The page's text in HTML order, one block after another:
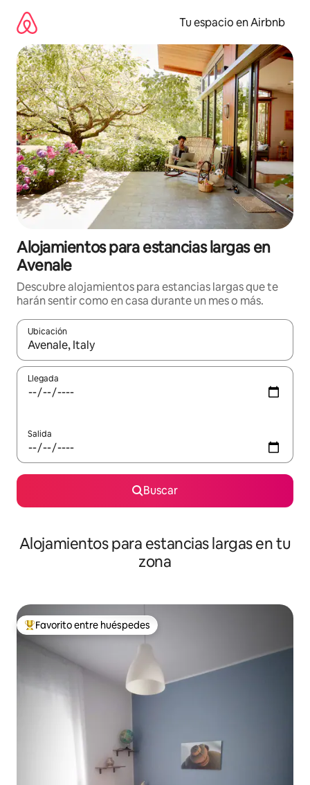
contenido
Tu espacio en Airbnb
Alojamientos para estancias largas en
Avenale
Descubre alojamientos para estancias largas que te
harán sentir como en casa durante un mes o más.
Ubicación
Cuando los resultados estén disponibles, podrás navegar
Llegada
Salida
Buscar
Alojamientos para estancias largas en tu
zona
De los mejores en Favorito entre huéspedes
Favorito entre huéspedes